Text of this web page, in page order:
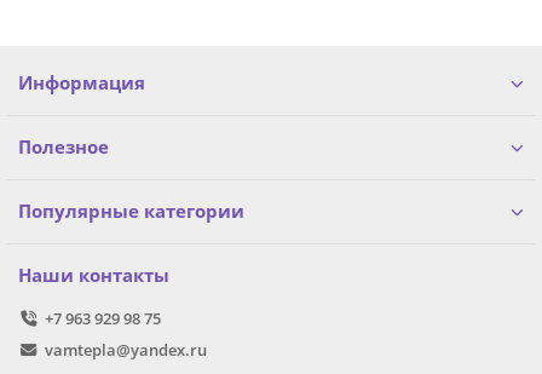
Информация
Полезное
Популярные категории
Наши контакты
+7 963 929 98 75
vamtepla@yandex.ru